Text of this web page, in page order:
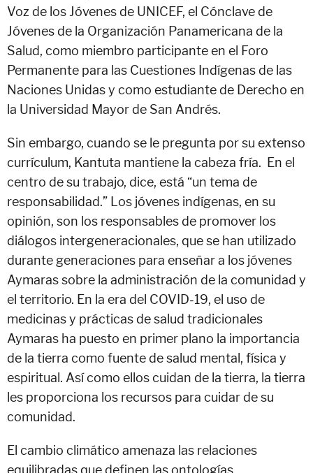
Voz de los Jóvenes de UNICEF, el Cónclave de
Jóvenes de la Organización Panamericana de la
Salud, como miembro participante en el Foro
Permanente para las Cuestiones Indígenas de las
Naciones Unidas y como estudiante de Derecho en
la Universidad Mayor de San Andrés.
Sin embargo, cuando se le pregunta por su extenso
currículum, Kantuta mantiene la cabeza fría. En el
centro de su trabajo, dice, está “un tema de
responsabilidad.” Los jóvenes indígenas, en su
opinión, son los responsables de promover los
diálogos intergeneracionales, que se han utilizado
durante generaciones para enseñar a los jóvenes
Aymaras sobre la administración de la comunidad y
el territorio. En la era del COVID-19, el uso de
medicinas y prácticas de salud tradicionales
Aymaras ha puesto en primer plano la importancia
de la tierra como fuente de salud mental, física y
espiritual. Así como ellos cuidan de la tierra, la tierra
les proporciona los recursos para cuidar de su
comunidad.
El cambio climático amenaza las relaciones
equilibradas que definen las ontologías